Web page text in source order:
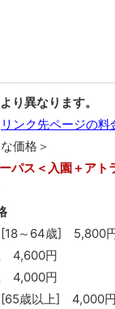
り異なります。
リンク先ページの料
価格＞
パス＜入園＋アト
[18～64歳] 5,800
4,600円
4,000円
[65歳以上] 4,000円